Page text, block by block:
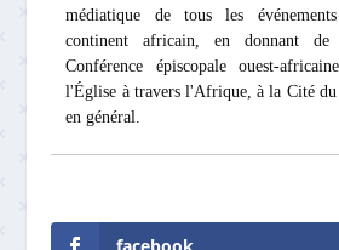
médiatique de tous les
continent africain, en donnant
Conférence épiscopale ouest-
l'Église à travers l'Afrique, à la Cité du
en général.